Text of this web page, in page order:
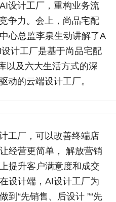
设计工厂，重构业务流
争力。会上，尚品宅配
心总监李泉生动讲解了A
计工厂是基于尚品宅配
以及六大生活方式的深
动的云端设计工厂。
工厂，可以改善终端店
经营更简单， 解放营销
提升客户满意度和成交
设计端，AI设计工厂为
到“先销售、后设计 ”“先